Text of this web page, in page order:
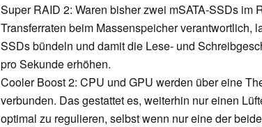
Super RAID 2: Waren bisher zwei mSATA-SSDs im
Transferraten beim Massenspeicher verantwortlich,
SSDs bündeln und damit die Lese- und
pro Sekunde erhöhen.
Cooler Boost 2: CPU und GPU werden über eine
verbunden. Das gestattet es, weiterhin nur einen
optimal zu regulieren, selbst wenn nur eine der